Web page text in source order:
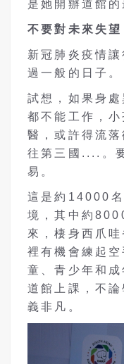
是她開辦道館的
不要對未來失望
新冠肺炎疫情
過一般的日子。
試想，如果身處
都不能工作，
醫，或許得流
往第三國....。
易。
這是約14000
境，其中約
來，棲身西爪
裡有機會練起
童、青少年和
道館上課，不
義非凡。